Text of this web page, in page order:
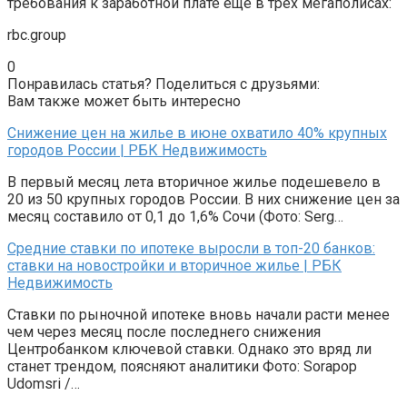
rbc.group
0
Понравилась статья? Поделиться с друзьями:
Вам также может быть интересно
Снижение цен на жилье в июне охватило 40% крупных
городов России | РБК Недвижимость
В первый месяц лета вторичное жилье подешевело в
20 из 50 крупных городов России. В них снижение цен за
месяц составило от 0,1 до 1,6% Сочи (Фото: Serg…
Средние ставки по ипотеке выросли в топ-20 банков:
ставки на новостройки и вторичное жилье | РБК
Недвижимость
Ставки по рыночной ипотеке вновь начали расти менее
чем через месяц после последнего снижения
Центробанком ключевой ставки. Однако это вряд ли
станет трендом, поясняют аналитики Фото: Sorapop
Udomsri /…